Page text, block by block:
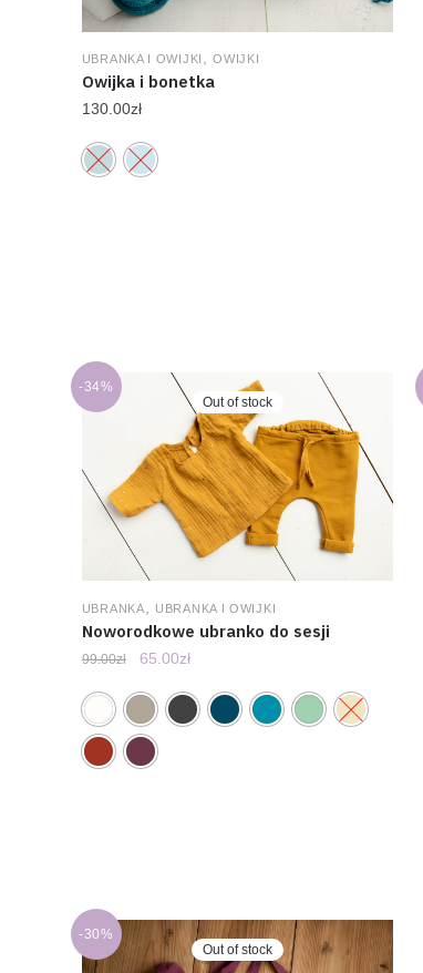
UBRANKA I OWIJKI ,OWIJKI
Owijka i bonetka
130.00zł
Out of stock
-34%
UBRANKA UBRANKA I OWIJKI
Noworodkowe ubranko do sesji
99.00zł 65.00zł
Out of stock
-30%